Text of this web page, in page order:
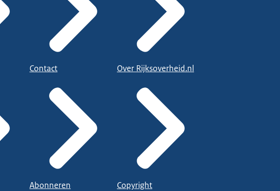
Contact
Abonneren
Over Rijksoverheid.nl
Copyright